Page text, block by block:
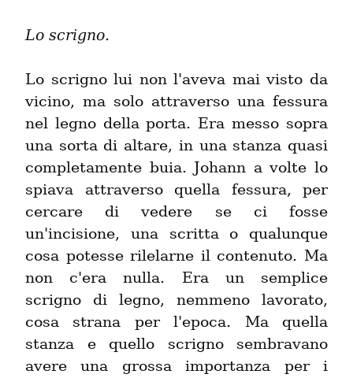
Lo scrigno.
Lo scrigno lui non l'aveva mai visto da
vicino, ma solo attraverso una fessura
nel legno della porta. Era messo sopra
una sorta di altare, in una stanza quasi
completamente buia. Johann a volte lo
spiava attraverso quella fessura, per
cercare di vedere se ci fosse
un'incisione, una scritta o qualunque
cosa potesse rilelarne il contenuto. Ma
non c'era nulla. Era un semplice
scrigno di legno, nemmeno lavorato,
cosa strana per l'epoca. Ma quella
stanza e quello scrigno sembravano
avere una grossa importanza per i